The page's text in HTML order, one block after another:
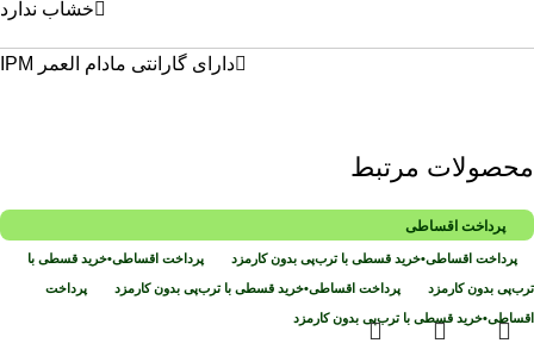
خشاب ندارد
دارای گارانتی مادام العمر IPM
محصولات مرتبط
پرداخت اقساطی
پرداخت اقساطی•خرید قسطی با ترب‌پی بدون کارمزد پرداخت اقساطی•خرید قسطی با
ترب‌پی بدون کارمزد پرداخت اقساطی•خرید قسطی با ترب‌پی بدون کارمزد پرداخت
اقساطی•خرید قسطی با ترب‌پی بدون کارمزد